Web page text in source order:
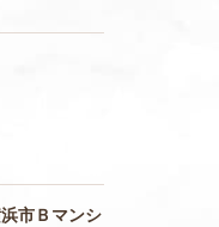
市Ｂマンシ